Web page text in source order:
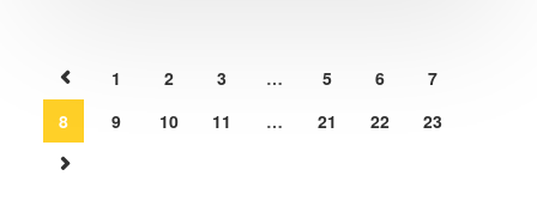
1 2 3 … 5 6
7
8
9 10 11 … 21 22 23